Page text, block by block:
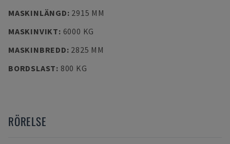
MASKINLÄNGD: 2915 MM
MASKINVIKT: 6000 KG
MASKINBREDD: 2825 MM
BORDSLAST: 800 KG
RÖRELSE